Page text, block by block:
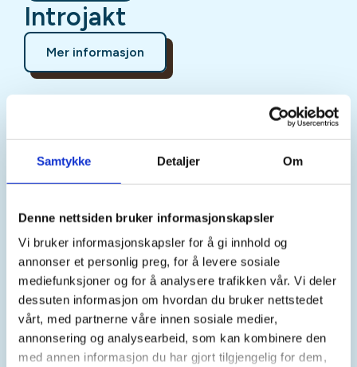
Samtykke Detaljer Om
Denne nettsiden bruker informasjonskapsler
Vi bruker informasjonskapsler for å gi innhold og
annonser et personlig preg, for å levere sosiale
mediefunksjoner og for å analysere trafikken vår. Vi deler
dessuten informasjon om hvordan du bruker nettstedet
vårt, med partnerne våre innen sosiale medier,
annonsering og analysearbeid, som kan kombinere den
med annen informasjon du har gjort tilgjengelig for dem,
Introjakt
Mer informasjon
Senja
Tid
20. Sep 2026
Kl. 08.00 - 18.00
Arrangør